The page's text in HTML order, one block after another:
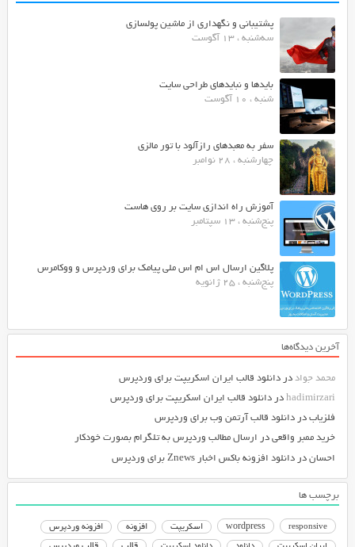
پشتیبانی و نگهداری از ماشین پولسازی
سه‌شنبه ، 13 آگوست
بایدها و نبایدهای طراحی سایت
شنبه ، 10 آگوست
سفر به معبدهای رازآلود با تور مالزی
چهارشنبه ، 28 نوامبر
آموزش راه اندازی سایت بر روی هاست
پنج‌شنبه ، 13 سپتامبر
پلاگین ارسال اس ام اس ملی پیامک برای وردپرس و ووکامرس
پنج‌شنبه ، 25 ژانویه
آخرین دیدگاه‌ها
محمد جواددر دانلود قالب ایران اسکریپت برای وردپرس
hadimirzariدر دانلود قالب ایران اسکریپت برای وردپرس
فلزیابدر دانلود قالب آرتمن وب برای وردپرس
خرید ممبر واقعیدر ارسال مطالب وردپرس به تلگرام بصورت خودکار
احساندر دانلود افزونه باکس اخبار Znews برای وردپرس
برچسب ها
responsive
wordpress اسکریپت افزونه افزونه وردپرس